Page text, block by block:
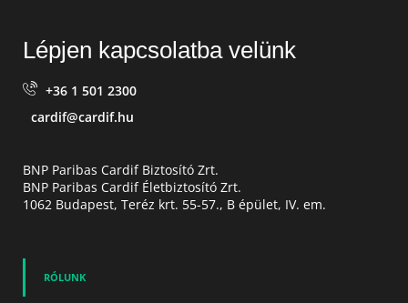
Lépjen kapcsolatba velünk
+36 1 501 2300
cardif@cardif.hu
BNP Paribas Cardif Biztosító Zrt.
BNP Paribas Cardif Életbiztosító Zrt.
1062 Budapest, Teréz krt. 55-57., B épület, IV. em.
RÓLUNK